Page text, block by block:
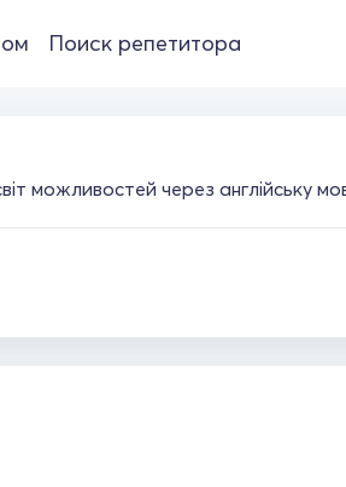
Поиск репетитора
можливостей через англійську